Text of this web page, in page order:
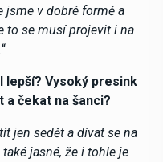
jsme v dobré formě a
to se musí projevit i na
“
lepší? Vysoký presink
a čekat na šanci?
jen sedět a dívat se na
jasné, že i tohle je